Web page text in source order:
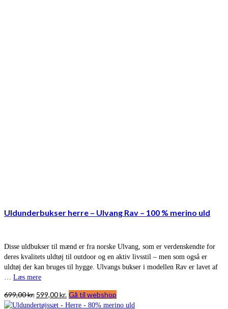
Uldunderbukser herre – Ulvang Rav – 100 % merino uld
Disse uldbukser til mænd er fra norske Ulvang, som er verdenskendte for
deres kvalitets uldtøj til outdoor og en aktiv livsstil – men som også er
uldtøj der kan bruges til hygge. Ulvangs bukser i modellen Rav er lavet af
Læs mere
699,00kr. Den
oprindelige
599,00kr. Den
aktuelle
Gå til webshop